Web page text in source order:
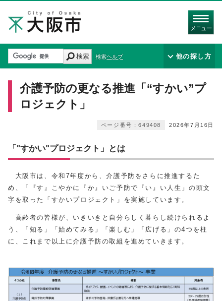
メニュー
検索 検索ヘルプ 他の探し方
介護予防の更なる推進「“すかい”プ
ロジェクト」
2026年7月16日
ページ番号：649408
「"すかい"プロジェクト」とは
大阪市は、令和 7年度から、介護予防をさらに推進するた
め、「『す』こやかに『か』いご予防で『い』い人生」の頭文
字を取った「すかいプロジェクト」を実施しています。
高齢者の皆様が、いきいきと自分らしく暮らし続けられるよ
う、「知る」「始めてみる」「楽しむ」「広げる」の4つを柱
に、これまで以上に介護予防の取組を進めていきます。